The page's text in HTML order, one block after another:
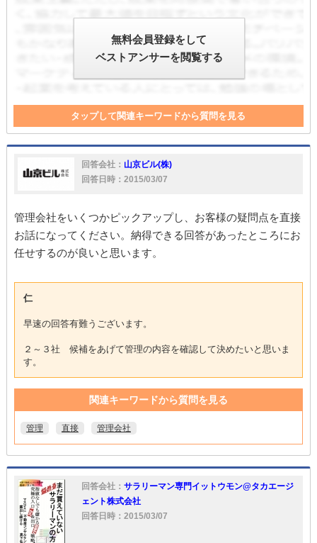
無料会員登録をして
ベストアンサーを閲覧する
タップして関連キーワードから質問を見る
管理 滞納 退去 クレーム 大家 入居者
委託
管理会社
回答会社： 山京ビル(株)
回答日時：2015/03/07
管理会社をいくつかピックアップし、お客様の疑問点を直接
お話になってください。納得できる回答があったところにお
任せするのが良いと思います。
仁
早速の回答有難うございます。
２～３社 候補をあげて管理の内容を確認して決めたいと思いま
す。
関連キーワードから質問を見る
管理 直接 管理会社
回答会社： サラリーマン専門イットウモン@タカエージ
ェント株式会社
回答日時：2015/03/07